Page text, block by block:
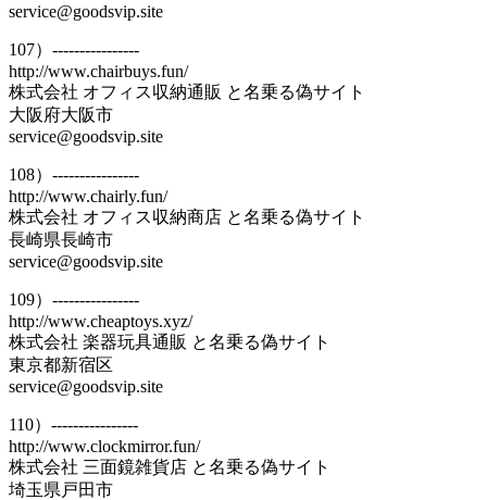
service@goodsvip.site
107）----------------
http://www.chairbuys.fun/
株式会社 オフィス収納通販 と名乗る偽サイト
大阪府大阪市
service@goodsvip.site
108）----------------
http://www.chairly.fun/
株式会社 オフィス収納商店 と名乗る偽サイト
長崎県長崎市
service@goodsvip.site
109）----------------
http://www.cheaptoys.xyz/
株式会社 楽器玩具通販 と名乗る偽サイト
東京都新宿区
service@goodsvip.site
110）----------------
http://www.clockmirror.fun/
株式会社 三面鏡雑貨店 と名乗る偽サイト
埼玉県戸田市